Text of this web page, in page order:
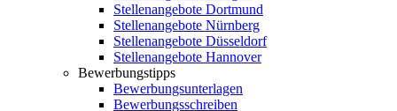
Stellenangebote Dortmund
Stellenangebote Nürnberg
Stellenangebote Düsseldorf
Stellenangebote Hannover
Bewerbungstipps
Bewerbungsunterlagen
Bewerbungsschreiben